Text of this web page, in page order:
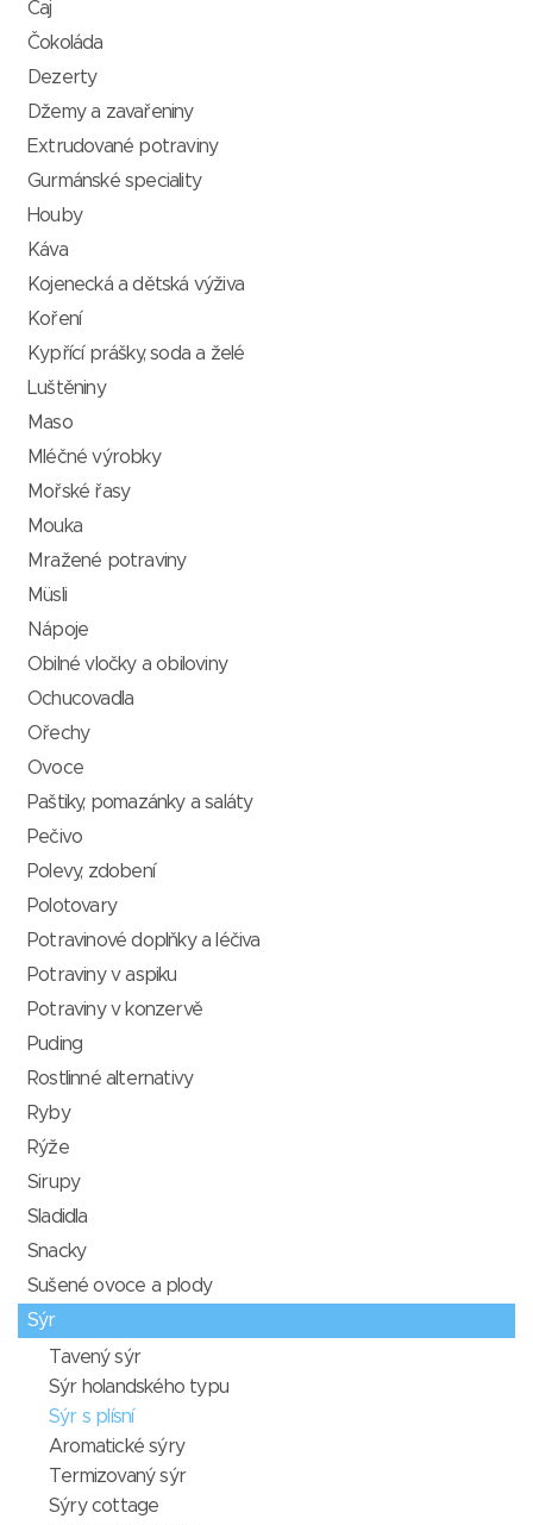
Čaj
Čokoláda
Dezerty
Džemy a zavařeniny
Extrudované potraviny
Gurmánské speciality
Houby
Káva
Kojenecká a dětská výživa
Koření
Kypřící prášky, soda a želé
Luštěniny
Maso
Mléčné výrobky
Mořské řasy
Mouka
Mražené potraviny
Müsli
Nápoje
Obilné vločky a obiloviny
Ochucovadla
Ořechy
Ovoce
Paštiky, pomazánky a saláty
Pečivo
Polevy, zdobení
Polotovary
Potravinové doplňky a léčiva
Potraviny v aspiku
Potraviny v konzervě
Puding
Rostlinné alternativy
Ryby
Rýže
Sirupy
Sladidla
Snacky
Sušené ovoce a plody
Sýr
Tavený sýr
Sýr holandského typu
Sýr s plísní
Aromatické sýry
Termizovaný sýr
Sýry cottage